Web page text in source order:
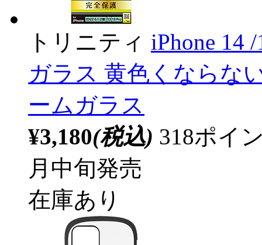
トリニティ iPhone 14
ガラス 黄色くならな
ームガラス
¥3,180(税込) 318ポイ
月中旬発売
在庫あり